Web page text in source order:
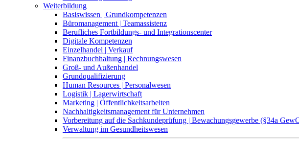
Weiterbildung
Basiswissen | Grundkompetenzen
Büromanagement | Teamassistenz
Berufliches Fortbildungs- und Integrationscenter
Digitale Kompetenzen
Einzelhandel | Verkauf
Finanzbuchhaltung | Rechnungswesen
Groß- und Außenhandel
Grundqualifizierung
Human Resources | Personalwesen
Logistik | Lagerwirtschaft
Marketing | Öffentlichkeitsarbeiten
Nachhaltigkeitsmanagement für Unternehmen
Vorbereitung auf die Sachkundeprüfung | Bewachungsgewerbe (§34a
Verwaltung im Gesundheitswesen